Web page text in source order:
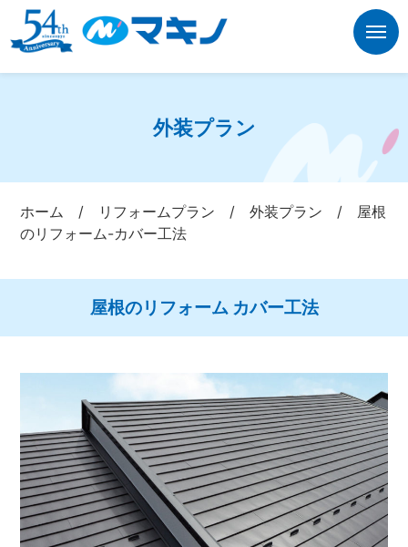
外装プラン
ホーム / リフォームプラン /外装プラン / 屋根
のリフォーム-カバー工法
屋根のリフォーム カバー工法